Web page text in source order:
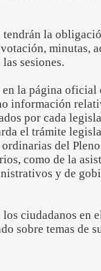
tendrán la
minutas,
sesiones.
la página oficial
información
por cada
el trámite
del
como de la
y de
ciudadanos en
sobre temas de